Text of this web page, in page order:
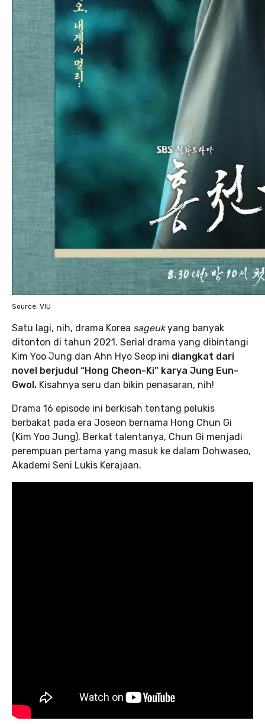
Source: VIU
Satu lagi, nih, drama Korea sageukyang banyak
ditonton di tahun 2021. Serial drama yang dibintangi
Kim Yoo Jung dan Ahn Hyo Seop ini diangkat dari
novel berjudul “Hong Cheon-Ki” karya Jung Eun-
Gwol. Kisahnya seru dan bikin penasaran, nih!
Drama 16 episode ini berkisah tentang pelukis
berbakat pada era Joseon bernama Hong Chun Gi
(Kim Yoo Jung). Berkat talentanya, Chun Gi menjadi
perempuan pertama yang masuk ke dalam Dohwaseo,
Akademi Seni Lukis Kerajaan.